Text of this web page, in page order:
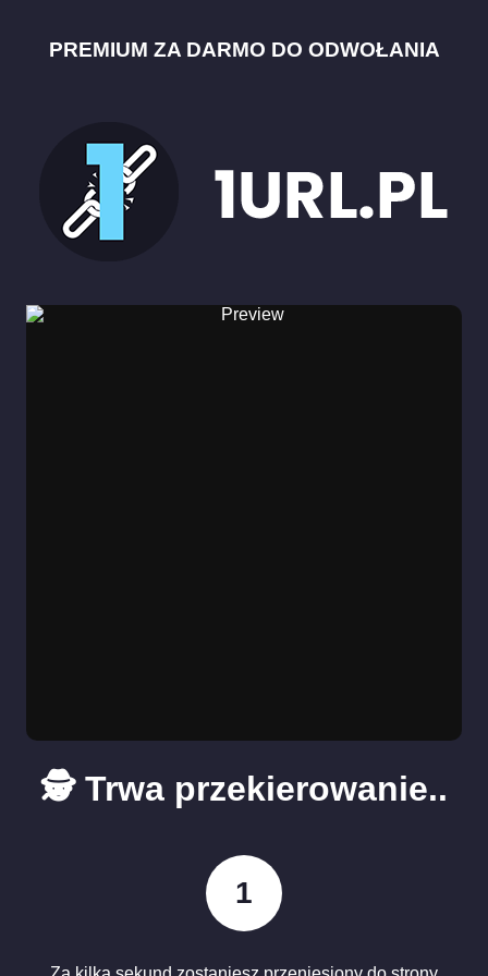
PREMIUM ZA DARMO DO ODWOŁANIA
🕵️ Trwa przekierowanie..
1